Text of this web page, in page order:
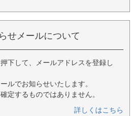
せメールについて
下して、メールアドレスを登録し
ルでお知らせいたします。
定するものではありません。
詳しくはこちら